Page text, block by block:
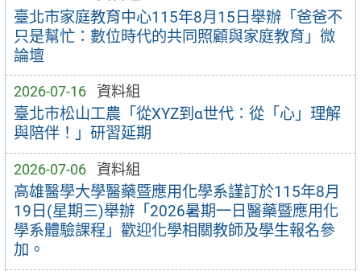
臺北市家庭教育中心115年8月15日舉辦「爸爸不
只是幫忙：數位時代的共同照顧與家庭教育」微
論壇
2026-07-16 資料組
臺北市松山工農「從XYZ到α世代：從「心」理解
與陪伴！」研習延期
2026-07-06 資料組
高雄醫學大學醫藥暨應用化學系謹訂於115年8月
19日(星期三)舉辦「2026暑期一日醫藥暨應用化
學系體驗課程」歡迎化學相關教師及學生報名參
加。